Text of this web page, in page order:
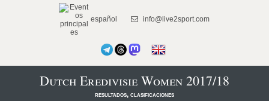
español info@live2sport.com
Dutch Eredivisie Women 2017/18
resultados, clasificaciones